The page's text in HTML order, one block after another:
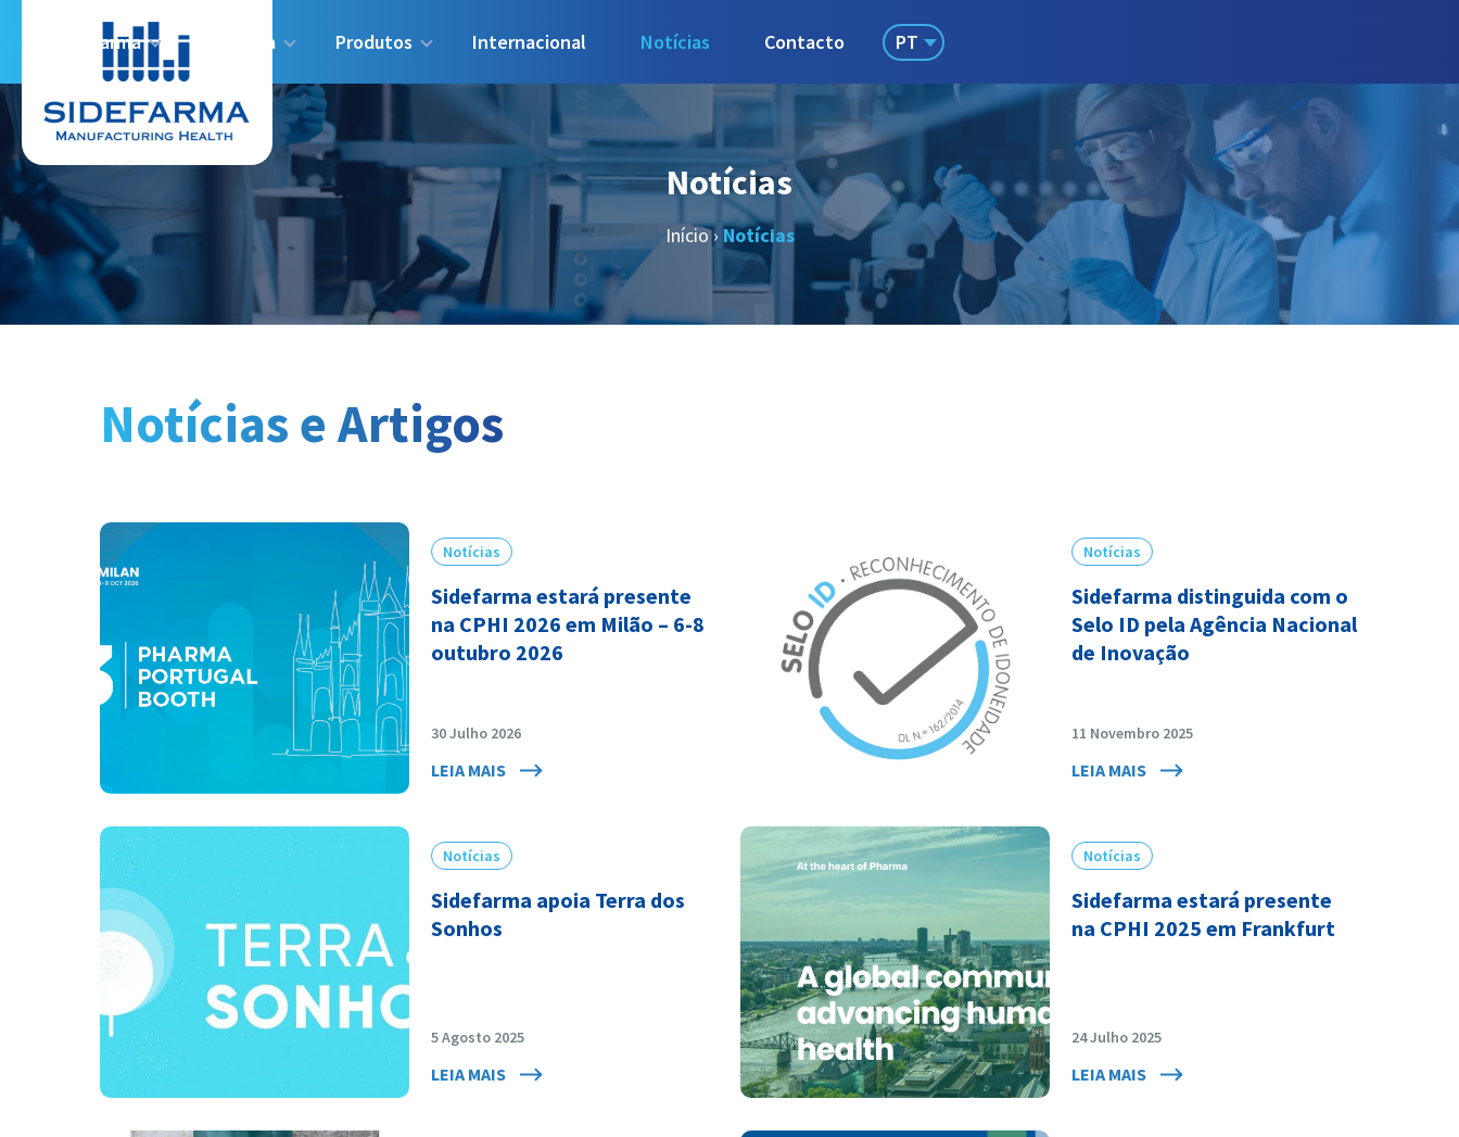
Sidefarma Indústria Produtos Internacional Notícias Contacto PT
Notícias
Início› Notícias
Notícias e Artigos
Notícias
Sidefarma estará presente
na CPHI 2026 em Milão – 6-8
outubro 2026
30 Julho 2026
LEIA MAIS
Notícias
Sidefarma distinguida com o
Selo ID pela Agência Nacional
de Inovação
11 Novembro 2025
LEIA MAIS
Notícias
Sidefarma apoia Terra dos
Sonhos
5 Agosto 2025
LEIA MAIS
Notícias
Sidefarma estará presente
na CPHI 2025 em Frankfurt
24 Julho 2025
LEIA MAIS